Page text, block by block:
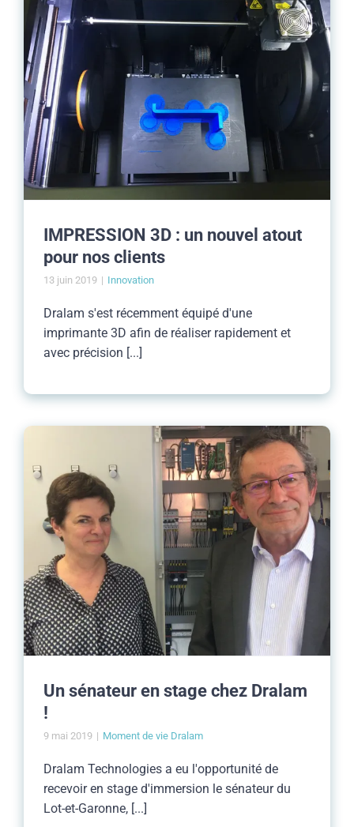
IMPRESSION 3D : un nouvel atout
pour nos clients
13 juin 2019 | Innovation
Dralam s'est récemment équipé d'une
imprimante 3D afin de réaliser rapidement et
avec précision [...]
Un sénateur en stage chez Dralam
!
9 mai 2019 | Moment de vie Dralam
Dralam Technologies a eu l'opportunité de
recevoir en stage d'immersion le sénateur du
Lot-et-Garonne, [...]